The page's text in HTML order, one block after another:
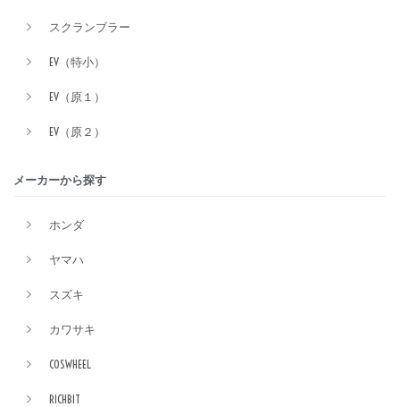
スクランブラー
EV（特小）
EV（原１）
EV（原２）
メーカーから探す
ホンダ
ヤマハ
スズキ
カワサキ
COSWHEEL
RICHBIT